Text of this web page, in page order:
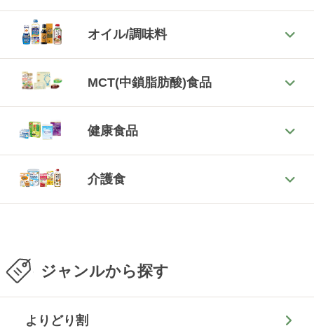
オイル/調味料
MCT(中鎖脂肪酸)食品
健康食品
介護食
ジャンルから探す
よりどり割